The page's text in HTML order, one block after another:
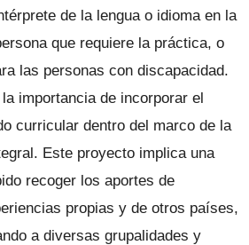
de la lengua o idioma en la
que requiere la práctica, o
las personas con discapacidad.
importancia de incorporar el
curricular dentro del marco de la
Este proyecto implica una
recoger los aportes de
propias y de otros países,
a diversas grupalidades y